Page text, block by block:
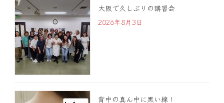
大阪で久しぶりの講習会
2026年8月3日
背中の真ん中に黒い線！